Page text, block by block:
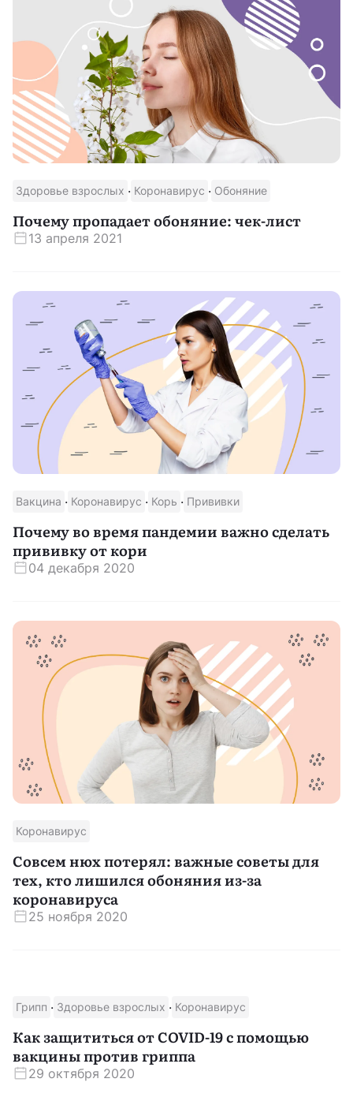
Здоровье взрослых · Коронавирус · Обоняние
Почему пропадает обоняние: чек-лист
13 апреля 2021
Вакцина · Коронавирус · Корь · Прививки
Почему во время пандемии важно сделать
прививку от кори
04 декабря 2020
Коронавирус
Совсем нюх потерял: важные советы для
тех, кто лишился обоняния из-за
коронавируса
25 ноября 2020
Грипп · Здоровье взрослых · Коронавирус
Как защититься от COVID-19 с помощью
вакцины против гриппа
29 октября 2020